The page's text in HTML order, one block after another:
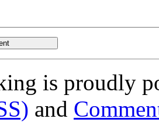
is proudly
and